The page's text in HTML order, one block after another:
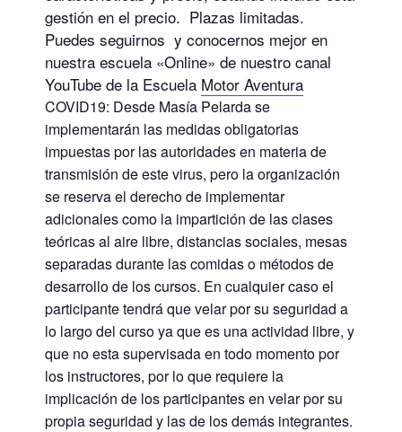
gestión en el precio. Plazas limitadas.
Puedes seguirnos y conocernos mejor en
nuestra escuela «Online» de nuestro canal
YouTube de la Escuela Motor Aventura
COVID19: Desde Masía Pelarda se
implementarán las medidas obligatorias
impuestas por las autoridades en materia de
transmisión de este virus, pero la organización
se reserva el derecho de implementar
adicionales como la impartición de las clases
teóricas al aire libre, distancias sociales, mesas
separadas durante las comidas o métodos de
desarrollo de los cursos. En cualquier caso el
participante tendrá que velar por su seguridad a
lo largo del curso ya que es una actividad libre, y
que no esta supervisada en todo momento por
los instructores, por lo que requiere la
implicación de los participantes en velar por su
propia seguridad y las de los demás integrantes.